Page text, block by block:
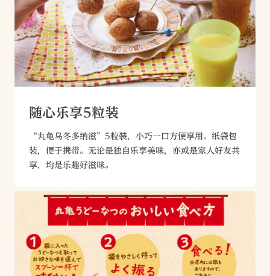
随心乐享5粒装
“丸龟乌冬多纳滋”5粒装，小巧一口方便享用。纸袋包
装，便于携带。无论是独自乐享美味，亦或是家人好友共
享，均是乐趣好滋味。